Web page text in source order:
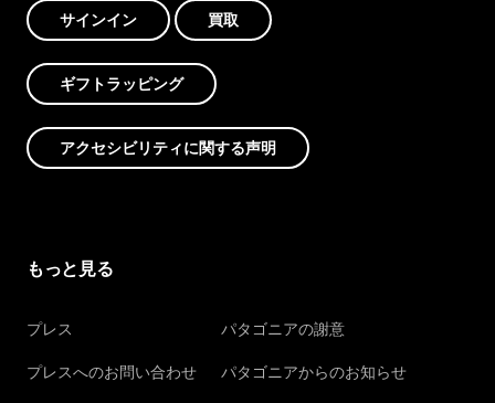
サインイン 買取
ギフトラッピング
アクセシビリティに関する声明
もっと見る
プレス
プレスへのお問い合わせ
パタゴニアの謝意
パタゴニアからのお知らせ